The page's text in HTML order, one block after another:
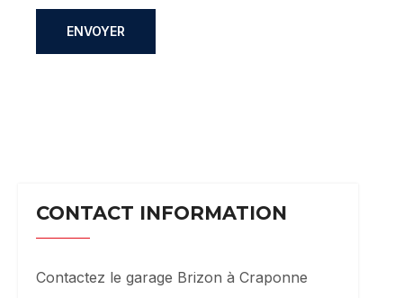
ENVOYER
CONTACT INFORMATION
Contactez le garage Brizon à Craponne